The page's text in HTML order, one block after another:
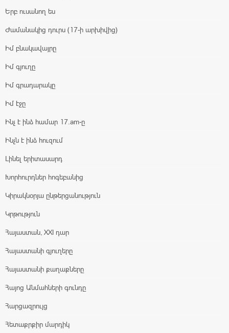
Երբ ուսանող ես
Ժամանակից դուրս (17-ի արխիվից)
Իմ բնակավայրը
Իմ գյուղը
Իմ գրադարակը
Իմ էջը
Ինչ է ինձ համար 17.am-ը
Ինչն է ինձ հուզում
Լինել երիտասարդ
Խորհուրդներ հոգեբանից
Կիրակնօրյա ընթերցանություն
Կրթություն
Հայաստան, XXI դար
Հայաստանի գյուղերը
Հայաստանի քաղաքները
Հայոց Անմահների գունդը
Հարցազրույց
Հետաքրքիր մարդիկ